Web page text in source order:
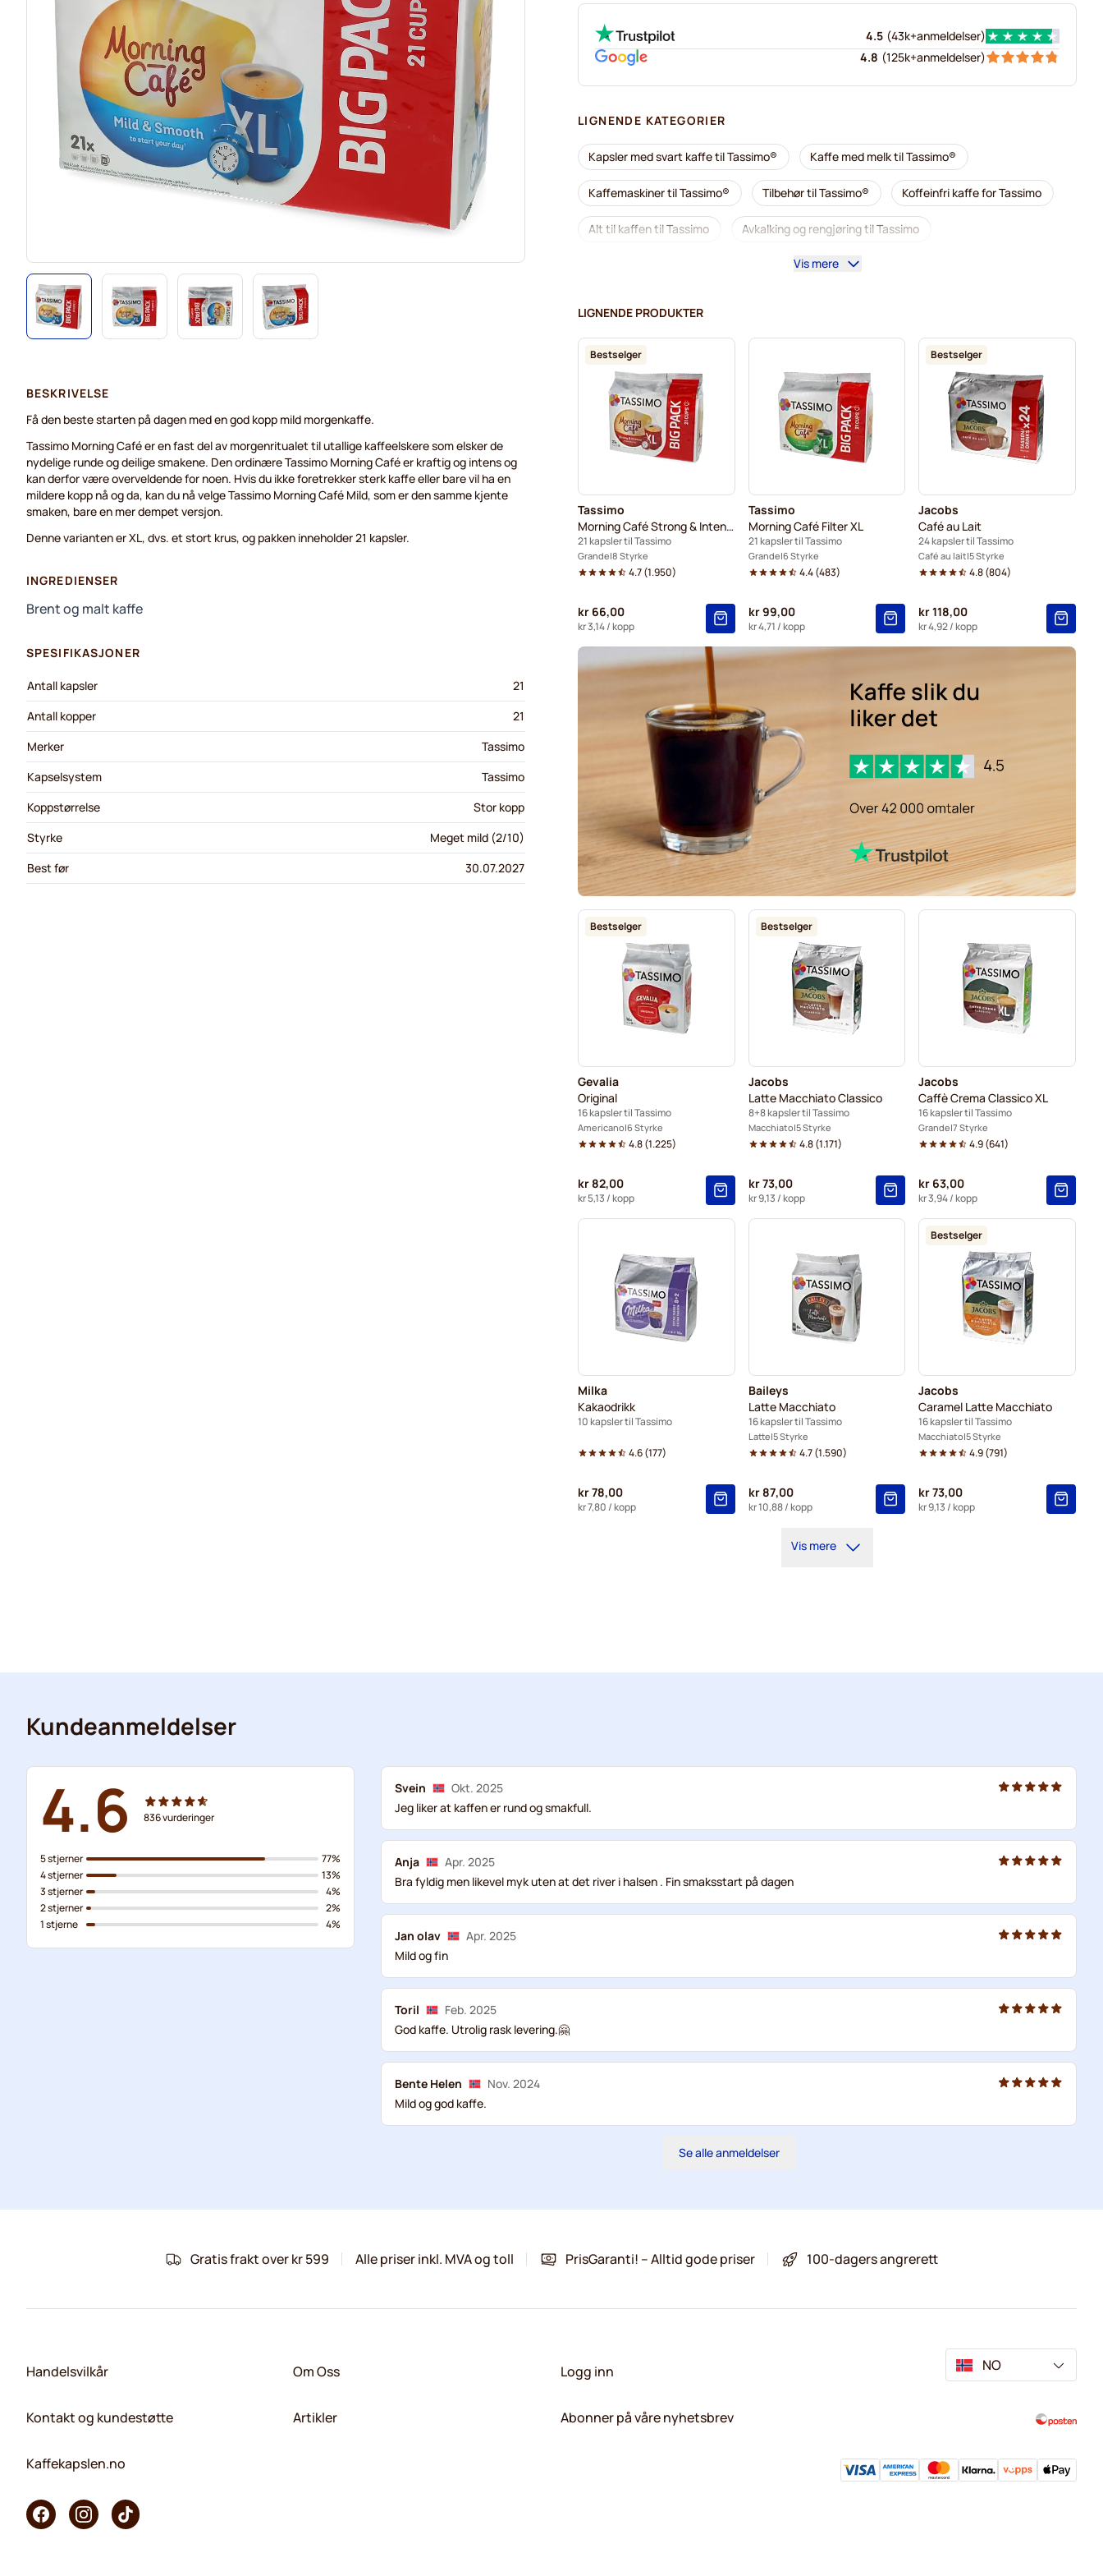
4.5 (43k+anmeldelser)
4.8 (125k+anmeldelser)
LIGNENDE KATEGORIER
Kapsler med svart kaffe til Tassimo® Kaffe med melk til Tassimo®
Kaffemaskiner til Tassimo® Tilbehør til Tassimo® Koffeinfri kaffe for Tassimo
Alt til kaffen til Tassimo Avkalking og rengjøring til Tassimo
Jacobs kaffekapsler for Tassimo
Marcilla kaffekapsler for Tassimo Til Tassimo® Kakao og te til Tassimo®
Gevalia kaffekapsler for Tassimo
Vis mere
LIGNENDE PRODUKTER
Bestselger
Tassimo
Morning Café Strong & Intense XL
21 kapsler til Tassimo
Grande 8 Styrke
4.7(1.950)
kr 66,00
kr 3,14/ kopp
Tassimo
Morning Café Filter XL
21 kapsler til Tassimo
Grande 6 Styrke
4.4(483)
kr 99,00
kr 4,71 / kopp
Bestselger
Jacobs
Café au Lait
24 kapsler til Tassimo
Café au lait 5 Styrke
4.8(804)
kr 118,00
kr 4,92/ kopp
Bestselger
Gevalia
Original
16 kapsler til Tassimo
Americano 6 Styrke
4.8(1.225)
kr 82,00
kr 5,13 / kopp
Bestselger
Jacobs
Latte Macchiato Classico
8+8 kapsler til Tassimo
Macchiato 5 Styrke
4.8(1.171)
kr 73,00
kr 9,13 / kopp
Jacobs
Caffè Crema Classico XL
16 kapsler til Tassimo
Grande 7 Styrke
4.9(641)
kr 63,00
kr 3,94/ kopp
Milka
Kakaodrikk
10 kapsler til Tassimo
4.6(177)
kr 78,00
kr 7,80 / kopp
Baileys
Latte Macchiato
16 kapsler til Tassimo
Latte 5 Styrke
4.7(1.590)
kr 87,00
kr 10,88/ kopp
Bestselger
Jacobs
Caramel Latte Macchiato
16 kapsler til Tassimo
Macchiato 5 Styrke
4.9(791)
kr 73,00
kr 9,13 / kopp
Vis mere
BESKRIVELSE
Få den beste starten på dagen med en god kopp mild morgenkaffe.
Tassimo Morning Café er en fast del av morgenritualet til utallige kaffeelskere som elsker de
nydelige runde og deilige smakene. Den ordinære Tassimo Morning Café er kraftig og intens og
kan derfor være overveldende for noen. Hvis du ikke foretrekker sterk kaffe eller bare vil ha en
mildere kopp nå og da, kan du nå velge Tassimo Morning Café Mild, som er den samme kjente
smaken, bare en mer dempet versjon.
Denne varianten er XL, dvs. et stort krus, og pakken inneholder 21 kapsler.
INGREDIENSER
Brent og malt kaffe
SPESIFIKASJONER
Antall kapsler
21
Antall kopper
21
Merker
Tassimo
Kapselsystem
Tassimo
Koppstørrelse
Stor kopp
Styrke
Meget mild (2/10)
Best før
30.07.2027
Kundeanmeldelser
4.6 836vurderinger
5 stjerner
4 stjerner
3 stjerner
2 stjerner
1 stjerne
77%
13%
4%
2%
4%
Svein
Okt. 2025
Jeg liker at kaffen er rund og smakfull.
Anja
Apr. 2025
Bra fyldig men likevel myk uten at det river i halsen . Fin smaksstart på dagen
Jan olav
Apr. 2025
Mild og fin
Toril
Feb. 2025
God kaffe. Utrolig rask levering.🤗
Bente Helen
Nov. 2024
Mild og god kaffe.
Se alle anmeldelser
Gratis frakt over kr 599 Alle priser inkl. MVA og toll PrisGaranti! – Alltid gode priser 100-dagers angrerett
Handelsvilkår
Kontakt og kundestøtte
Kaffekapslen.no
Om Oss
Artikler
Logg inn
Abonner på våre nyhetsbrev
NO